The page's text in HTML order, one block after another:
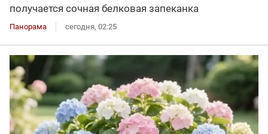
получается сочная белковая запеканка
Панорама сегодня, 02:25